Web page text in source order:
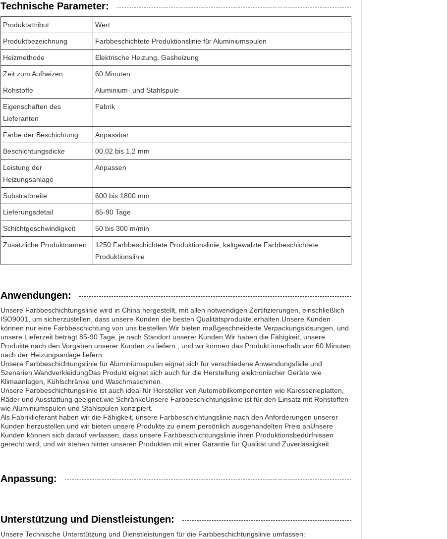
Technische Parameter:
Produktattribut Wert
Produktbezeichnung Farbbeschichtete Produktionslinie für Aluminiumspulen
Heizmethode Elektrische Heizung, Gasheizung
Zeit zum Aufheizen 60 Minuten
Rohstoffe Aluminium- und Stahlspule
Eigenschaften des
Lieferanten
Fabrik
Farbe der Beschichtung Anpassbar
Beschichtungsdicke 00,02 bis 1,2 mm
Leistung der
Heizungsanlage
Anpassen
Substratbreite 600 bis 1800 mm
Lieferungsdetail 85-90 Tage
Schichtgeschwindigkeit 50 bis 300 m/min
Zusätzliche Produktnamen
1250 Farbbeschichtete Produktionslinie, kaltgewalzte Farbbeschichtete
Produktionslinie
Anwendungen:
Unsere Farbbeschichtungslinie wird in China hergestellt, mit allen notwendigen Zertifizierungen, einschließlich
ISO9001, um sicherzustellen, dass unsere Kunden die besten Qualitätsprodukte erhalten.Unsere Kunden
können nur eine Farbbeschichtung von uns bestellen.Wir bieten maßgeschneiderte Verpackungslösungen, und
unsere Lieferzeit beträgt 85-90 Tage, je nach Standort unserer Kunden.Wir haben die Fähigkeit, unsere
Produkte nach den Vorgaben unserer Kunden zu liefern., und wir können das Produkt innerhalb von 60 Minuten
nach der Heizungsanlage liefern.
Unsere Farbbeschichtungslinie für Aluminiumspulen eignet sich für verschiedene Anwendungsfälle und
Szenarien.WandverkleidungDas Produkt eignet sich auch für die Herstellung elektronischer Geräte wie
Klimaanlagen, Kühlschränke und Waschmaschinen.
Unsere Farbbeschichtungslinie ist auch ideal für Hersteller von Automobilkomponenten wie Karosserieplatten,
Räder und Ausstattung geeignet.wie SchränkeUnsere Farbbeschichtungslinie ist für den Einsatz mit Rohstoffen
wie Aluminiumspulen und Stahlspulen konzipiert.
Als Fabriklieferant haben wir die Fähigkeit, unsere Farbbeschichtungslinie nach den Anforderungen unserer
Kunden herzustellen.und wir bieten unsere Produkte zu einem persönlich ausgehandelten Preis anUnsere
Kunden können sich darauf verlassen, dass unsere Farbbeschichtungslinie ihren Produktionsbedürfnissen
gerecht wird, und wir stehen hinter unseren Produkten mit einer Garantie für Qualität und Zuverlässigkeit.
Anpassung:
Unterstützung und Dienstleistungen:
Unsere Technische Unterstützung und Dienstleistungen für die Farbbeschichtungslinie umfassen: